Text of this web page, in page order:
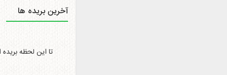
آخرین بریده ها
تا این لحظه